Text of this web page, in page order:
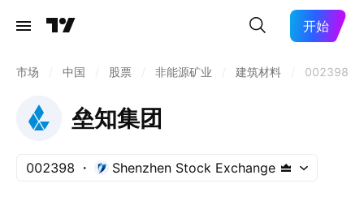
开始
市场 中国 股票 非能源矿业 建筑材料 002398
垒知集团
002398 Shenzhen Stock Exchange